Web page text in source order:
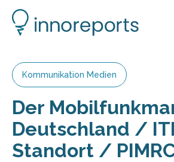
Kommunikation Medien
Der
Deutschland /
Standort /